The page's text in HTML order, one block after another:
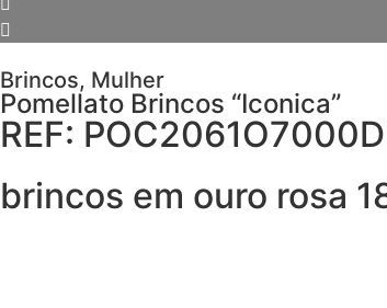
Brincos, Mulher
Pomellato Brincos “Iconica”
REF:
brincos em ouro rosa